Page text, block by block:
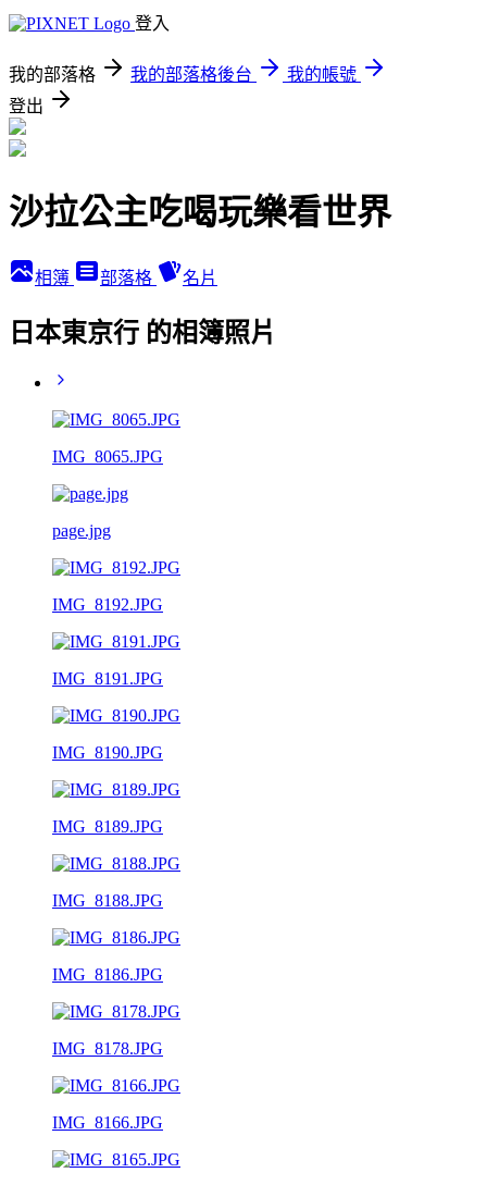
登入
我的部落格 我的部落格後台
我的帳號
登出
沙拉公主吃喝玩樂看世界
相簿 部落格 名片
日本東京行 的相簿照片
IMG_8065.JPG
page.jpg
IMG_8192.JPG
IMG_8191.JPG
IMG_8190.JPG
IMG_8189.JPG
IMG_8188.JPG
IMG_8186.JPG
IMG_8178.JPG
IMG_8166.JPG